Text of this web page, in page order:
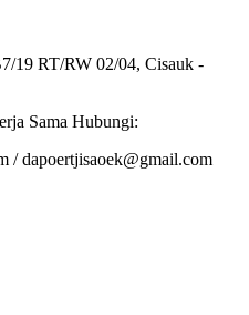
19 RT/RW 02/04, Cisauk -
Sama Hubungi:
/ dapoertjisaoek@gmail.com